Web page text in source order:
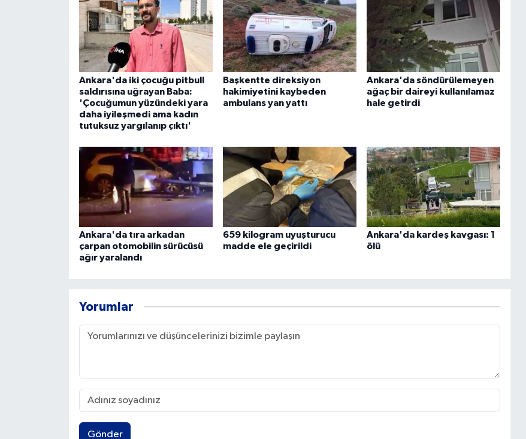
Ankara'da iki çocuğu pitbull
saldırısına uğrayan Baba:
'Çocuğumun yüzündeki yara
daha iyileşmedi ama kadın
tutuksuz yargılanıp çıktı'
Başkentte direksiyon
hakimiyetini kaybeden
ambulans yan yattı
Ankara'da söndürülemeyen
ağaç bir daireyi kullanılamaz
hale getirdi
Ankara'da tıra arkadan
çarpan otomobilin sürücüsü
ağır yaralandı
659 kilogram uyuşturucu
madde ele geçirildi
Ankara'da kardeş kavgası: 1
ölü
Yorumlar
Gönder